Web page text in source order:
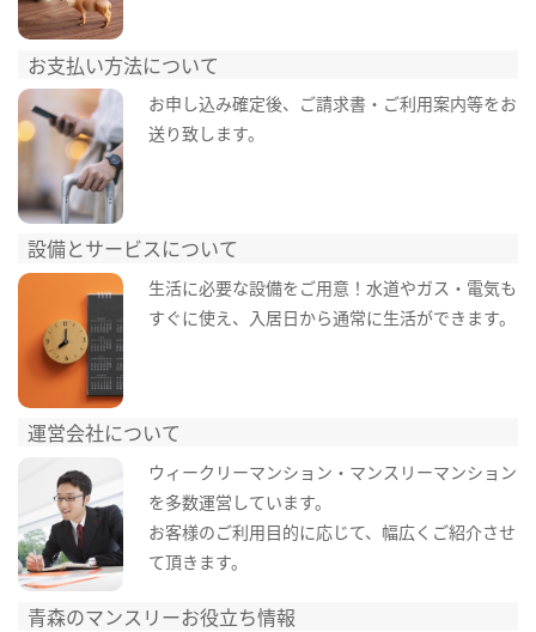
お支払い方法について
お申し込み確定後、ご請求書・ご利用案内等をお
送り致します。
設備とサービスについて
生活に必要な設備をご用意！水道やガス・電気も
すぐに使え、入居日から通常に生活ができます。
運営会社について
ウィークリーマンション・マンスリーマンション
を多数運営しています。
お客様のご利用目的に応じて、幅広くご紹介させ
て頂きます。
青森のマンスリーお役立ち情報